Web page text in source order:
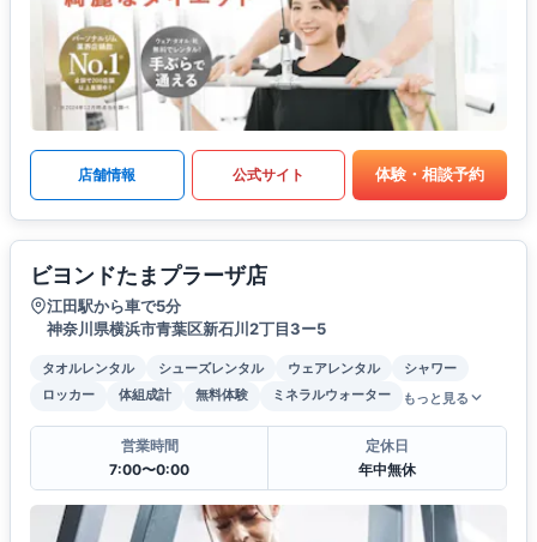
店舗情報 公式サイト 体験・相談予約
ビヨンドたまプラーザ店
江田駅から車で5分
神奈川県横浜市青葉区新石川2丁目3ー5
タオルレンタル シューズレンタル ウェアレンタル
シャワー
ロッカー
体組成計 無料体験 ミネラルウォーター もっと見る
営業時間
7:00〜0:00
定休日
年中無休